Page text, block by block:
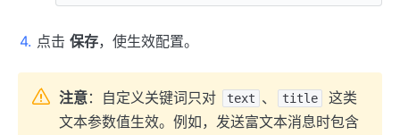
点击 保存，使生效配置。
注意：自定义关键词只对 text 、 title
这类
文本参数值生效。例如，发送富文本消息时包含